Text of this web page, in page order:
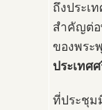
ถึงประเ
สำคัญต่อ
ของพระ
ประเทศ
ที่ประชุม